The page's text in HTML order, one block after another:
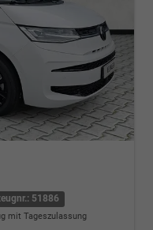
51886
mit Tageszulassung